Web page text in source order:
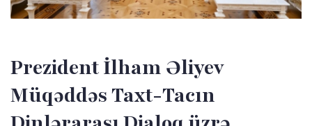
Prezident İlham Əliyev
Müqəddəs Taxt-Tacın